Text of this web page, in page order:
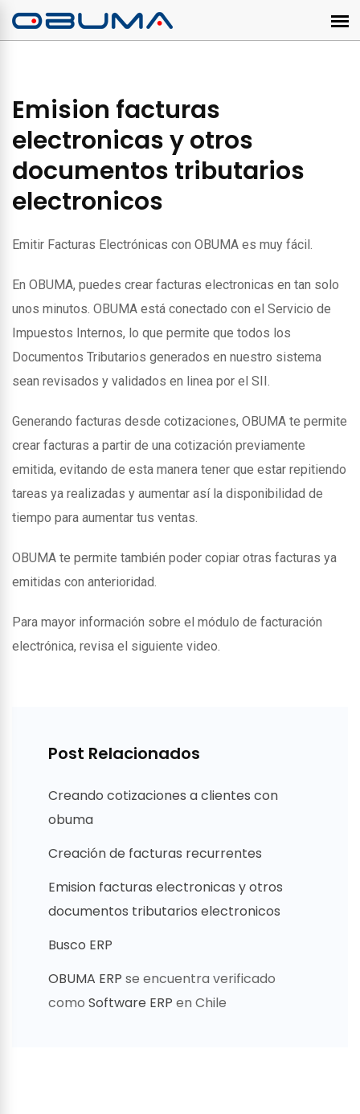
Emision facturas
electronicas y otros
documentos tributarios
electronicos
Emitir Facturas Electrónicas con OBUMA es muy fácil.
En OBUMA, puedes crear facturas electronicas en tan solo
unos minutos. OBUMA está conectado con el Servicio de
Impuestos Internos, lo que permite que todos los
Documentos Tributarios generados en nuestro sistema
sean revisados y validados en linea por el SII.
Generando facturas desde cotizaciones, OBUMA te permite
crear facturas a partir de una cotización previamente
emitida, evitando de esta manera tener que estar repitiendo
tareas ya realizadas y aumentar así la disponibilidad de
tiempo para aumentar tus ventas.
OBUMA te permite también poder copiar otras facturas ya
emitidas con anterioridad.
Para mayor información sobre el módulo de facturación
electrónica, revisa el siguiente video.
Post Relacionados
Creando cotizaciones a clientes con
obuma
Creación de facturas recurrentes
Emision facturas electronicas y otros
documentos tributarios electronicos
Busco ERP
OBUMA ERP se encuentra verificado
como Software ERP en Chile